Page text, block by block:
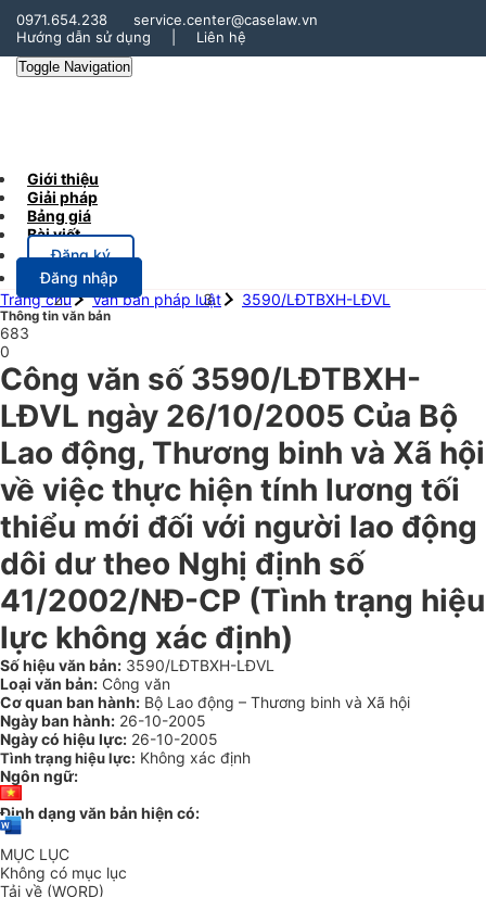
0971.654.238
service.center@caselaw.vn
Hướng dẫn sử dụng
Liên hệ
Toggle Navigation
Giới thiệu
Giải pháp
Bảng giá
Bài viết
Đăng ký
Đăng nhập
Trang chủ
Văn bản pháp luật 3590/LĐTBXH-LĐVL
Thông tin văn bản
683
0
Công văn số 3590/LĐTBXH-
LĐVL ngày 26/10/2005 Của Bộ
Lao động, Thương binh và Xã hội
về việc thực hiện tính lương tối
thiểu mới đối với người lao động
dôi dư theo Nghị định số
41/2002/NĐ-CP (Tình trạng hiệu
lực không xác định)
Số hiệu văn bản: 3590/LĐTBXH-LĐVL
Loại văn bản: Công văn
Cơ quan ban hành: Bộ Lao động – Thương binh và Xã hội
Ngày ban hành: 26-10-2005
Ngày có hiệu lực: 26-10-2005
Tình trạng hiệu lực: Không xác định
Ngôn ngữ:
Định dạng văn bản hiện có:
MỤC LỤC
Không có mục lục
Tải về (WORD)